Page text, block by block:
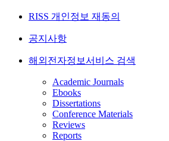
RISS 개인정보 재동의
공지사항
해외전자정보서비스 검색
Academic Journals
Ebooks
Dissertations
Conference Materials
Reviews
Reports